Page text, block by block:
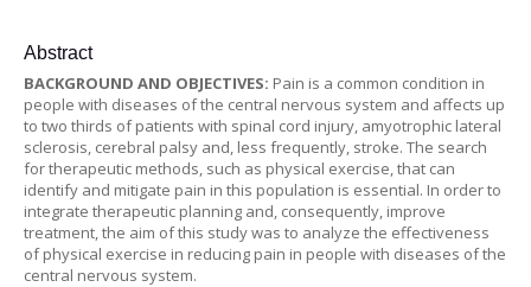
Abstract
BACKGROUND AND OBJECTIVES: Pain is a common condition in
people with diseases of the central nervous system and affects up
to two thirds of patients with spinal cord injury, amyotrophic lateral
sclerosis, cerebral palsy and, less frequently, stroke. The search
for therapeutic methods, such as physical exercise, that can
identify and mitigate pain in this population is essential. In order to
integrate therapeutic planning and, consequently, improve
treatment, the aim of this study was to analyze the effectiveness
of physical exercise in reducing pain in people with diseases of the
central nervous system.